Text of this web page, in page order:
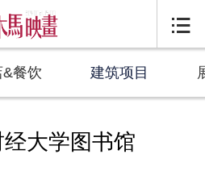

餐饮 建筑项目
经大学图书馆